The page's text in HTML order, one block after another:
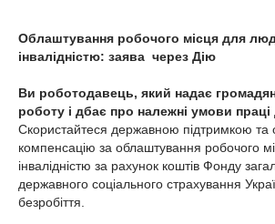
Облаштування робочого місця для
інвалідністю: заява через Дію
Ви роботодавець, який надає
роботу і дбає про належні умови праці
Скористайтеся державною підтримкою та
компенсацію за облаштування робочого
інвалідністю за рахунок коштів Фонду
державного соціального страхування
безробіття.